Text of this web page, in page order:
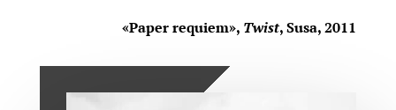
«Paper requiem», Twist, Susa, 2011